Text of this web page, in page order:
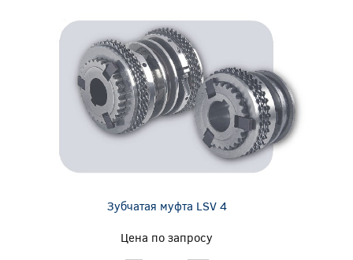
Зубчатая муфта LSV 4
Цена по запросу